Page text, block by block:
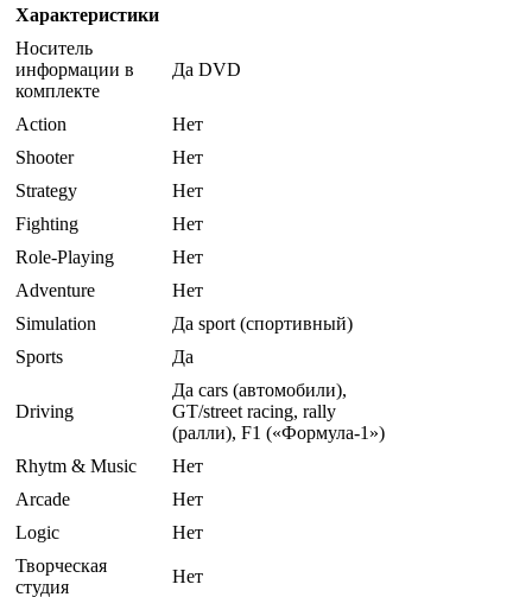
Характеристики
Носитель
информации в
комплекте
Да DVD
Action
Нет
Shooter
Нет
Strategy
Нет
Fighting
Нет
Role-Playing
Нет
Adventure
Нет
Simulation
Да sport (спортивный)
Sports
Да
Driving
Да cars (автомобили),
GT/street racing, rally
(ралли), F1 («Формула-1»)
Rhytm & Music
Нет
Arcade
Нет
Logic
Нет
Творческая
студия
Нет